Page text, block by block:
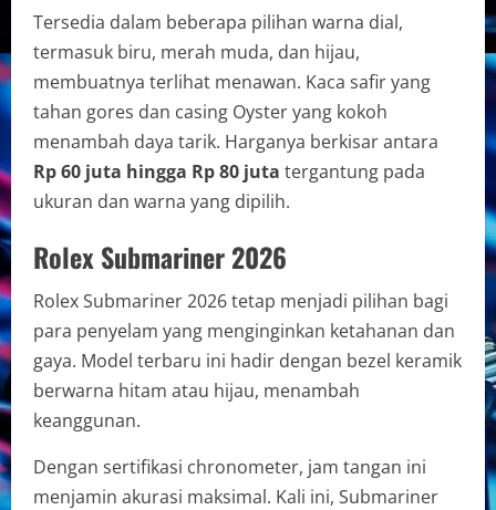
Tersedia dalam beberapa pilihan warna dial,
termasuk biru, merah muda, dan hijau,
membuatnya terlihat menawan. Kaca safir yang
tahan gores dan casing Oyster yang kokoh
menambah daya tarik. Harganya berkisar antara
Rp 60 juta hingga Rp 80 juta tergantung pada
ukuran dan warna yang dipilih.
Rolex Submariner 2026
Rolex Submariner 2026 tetap menjadi pilihan bagi
para penyelam yang menginginkan ketahanan dan
gaya. Model terbaru ini hadir dengan bezel keramik
berwarna hitam atau hijau, menambah
keanggunan.
Dengan sertifikasi chronometer, jam tangan ini
menjamin akurasi maksimal. Kali ini, Submariner